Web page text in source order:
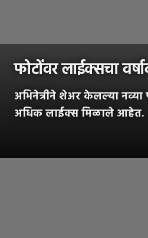
फोटोंवर लाईक्सचा
अभिनेत्रीने शेअर केलल्या नव्या
अधिक लाईक्स मिळाले आहेत.